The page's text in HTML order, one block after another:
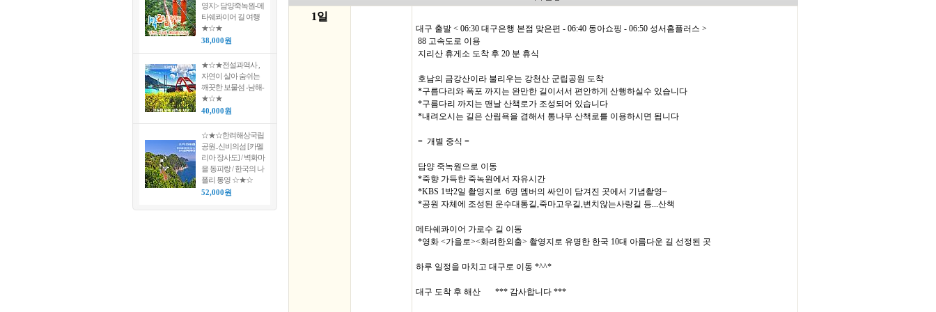
영지> 담양죽녹원-메
타쉐콰이어 길 여행
★☆★
38,000원
★☆★전설과역사 ,
자연이 살아 숨쉬는
깨끗한 보물섬 -남해-
★☆★
40,000원
☆★☆한려해상국립
공원..신비의섬 [카멜
리아 장사도] / 벽화마
을 동피랑 / 한국의 나
폴리 통영 ☆★☆
52,000원